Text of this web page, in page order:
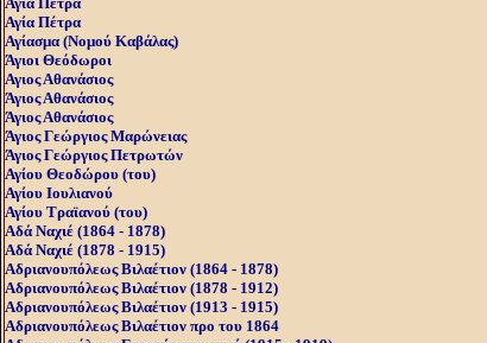
Αγία Πέτρα
Αγίασμα (Nομού Kαβάλας)
Άγιοι Θεόδωροι
Αγιος Αθανάσιος
Άγιος Αθανάσιος
Άγιος Αθανάσιος
Άγιος Γεώργιος Μαρώνειας
Άγιος Γεώργιος Πετρωτών
Αγίου Θεοδώρου (του)
Αγίου Ιουλιανού
Αγίου Τραϊανού (του)
Αδά Ναχιέ (1864 - 1878)
Αδά Ναχιέ (1878 - 1915)
Αδριανουπόλεως Βιλαέτιον (1864 - 1878)
Αδριανουπόλεως Βιλαέτιον (1878 - 1912)
Αδριανουπόλεως Βιλαέτιον (1913 - 1915)
Αδριανουπόλεως Βιλαέτιον προ του 1864